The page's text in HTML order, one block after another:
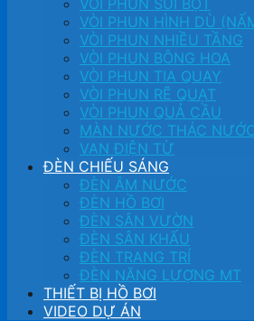
VÒI PHUN SỦI BỌT
VÒI PHUN HÌNH DÙ
VÒI PHUN NHIỀU TẦNG
VÒI PHUN BÔNG HOA
VÒI PHUN TIA QUAY
VÒI PHUN RẼ QUẠT
VÒI PHUN QUẢ CẦU
MÀN NƯỚC THÁC
VAN ĐIỆN TỪ
ĐÈN CHIẾU SÁNG
ĐÈN ÂM NƯỚC
ĐÈN HỒ BƠI
ĐÈN SÂN VƯỜN
ĐÈN SÂN KHẤU
ĐÈN TRANG TRÍ
ĐÈN NĂNG LƯỢNG MT
THIẾT BỊ HỒ BƠI
VIDEO DỰ ÁN